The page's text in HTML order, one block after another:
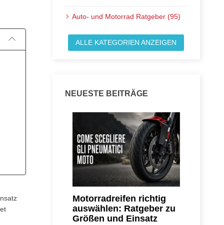
Auto- und Motorrad Ratgeber (95)
ALLE KATEGORIEN ANZEIGEN
NEUESTE BEITRÄGE
Motorradreifen richtig
auswählen: Ratgeber zu
Größen und Einsatz